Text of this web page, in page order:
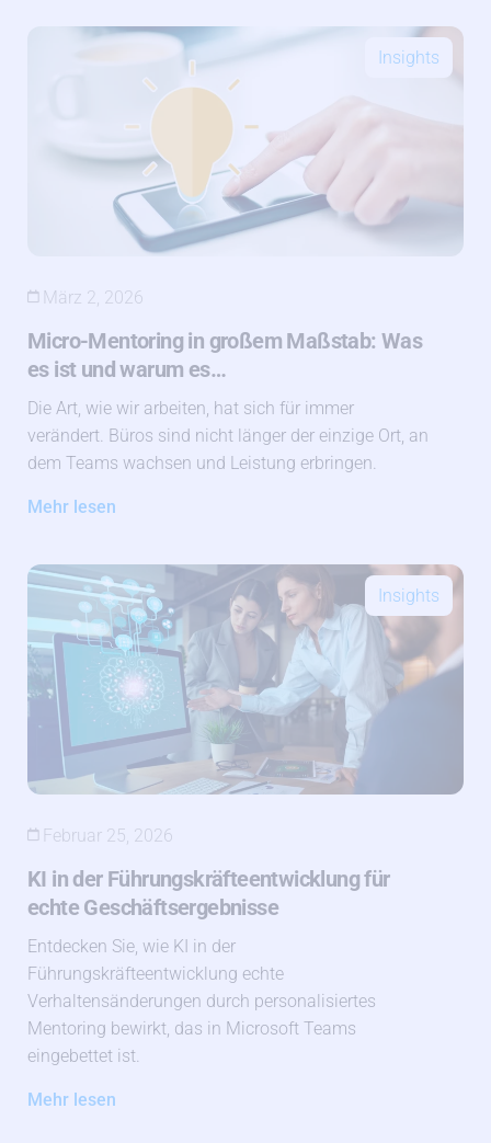
Insights
März 2, 2026
Micro-Mentoring in großem Maßstab: Was
es ist und warum es…
Die Art, wie wir arbeiten, hat sich für immer
verändert. Büros sind nicht länger der einzige Ort, an
dem Teams wachsen und Leistung erbringen.
Mehr lesen
Insights
Februar 25, 2026
KI in der Führungskräfteentwicklung für
echte Geschäftsergebnisse
Entdecken Sie, wie KI in der
Führungskräfteentwicklung echte
Verhaltensänderungen durch personalisiertes
Mentoring bewirkt, das in Microsoft Teams
eingebettet ist.
Mehr lesen